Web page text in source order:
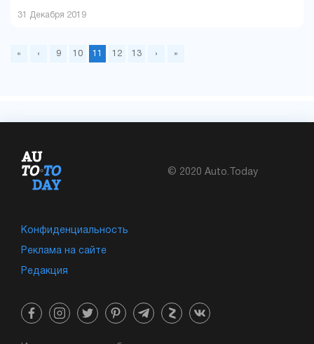
31 Декабря 2019
« ‹ 9 10 11 12 13 › »
© 2020 Auto.Today
Конфиденциальность
Реклама на сайте
Редакция